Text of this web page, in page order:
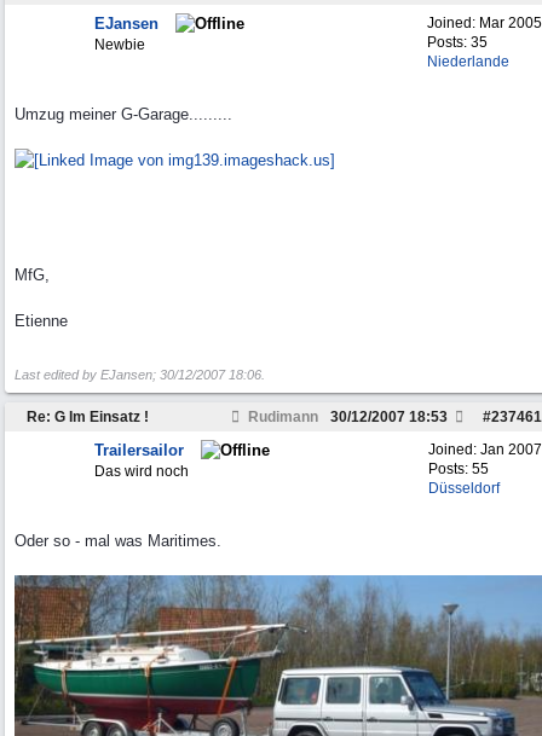
Joined: Mar 2005
Posts: 35
Niederlande
EJansen
Newbie
Umzug meiner G-Garage.........
MfG,
Etienne
Last edited by EJansen; 30/12/2007 18:06
Re: G Im Einsatz ! Rudimann #237461
30/12/2007 18:53
Joined: Jan 2007
Posts: 55
Düsseldorf
Trailersailor
Das wird noch
Oder so - mal was Maritimes.